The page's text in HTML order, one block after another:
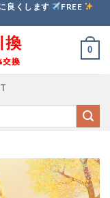
良くします
FREE
0